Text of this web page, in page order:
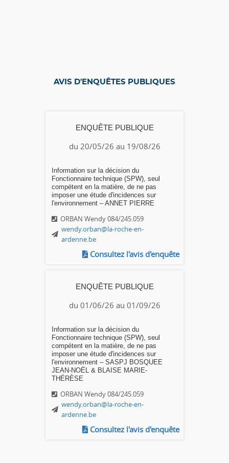
AVIS D'ENQUÊTES PUBLIQUES
ENQUÊTE PUBLIQUE
du 20/05/26 au 19/08/26
Information sur la décision du
Fonctionnaire technique (SPW), seul
compétent en la matière, de ne pas
imposer une étude d'incidences sur
l'environnement – ANNET PIERRE
ORBAN Wendy 084/245.059
wendy.orban@la-roche-en-
ardenne.be
Consultez l'avis d'enquête
ENQUÊTE PUBLIQUE
du 01/06/26 au 01/09/26
Information sur la décision du
Fonctionnaire technique (SPW), seul
compétent en la matière, de ne pas
imposer une étude d'incidences sur
l'environnement – SASPJ BOSQUEE
JEAN-NOËL & BLAISE MARIE-
THÉRÈSE
ORBAN Wendy 084/245.059
wendy.orban@la-roche-en-
ardenne.be
Consultez l'avis d'enquête